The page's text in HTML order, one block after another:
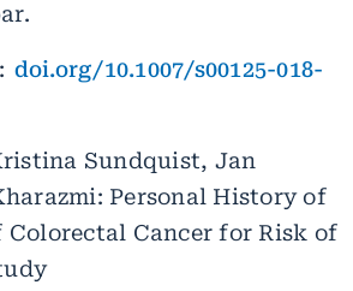
doi.org/10.1007/s00125-018-
Sundquist, Jan
Personal History of
Cancer for Risk of